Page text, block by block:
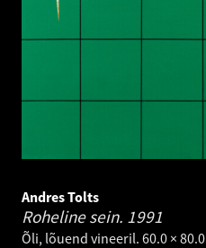
Andres Tolts
Roheline sein. 1991
Õli, lõuend vineeril. 60.0 ×